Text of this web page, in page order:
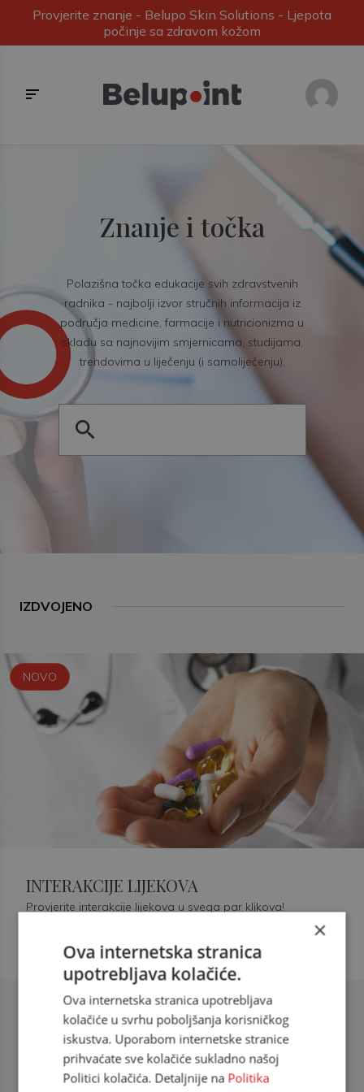
Provjerite znanje - Belupo Skin Solutions - Ljepota
počinje sa zdravom kožom
Znanje i točka
Polazišna točka edukacije svih zdravstvenih
radnika - najbolji izvor stručnih informacija iz
područja medicine, farmacije i nutricionizma u
skladu sa najnovijim smjernicama, studijama,
trendovima u liječenju (i samoliječenju).
IZDVOJENO
Šećerna bolest tip 2 = kardiovaskularna
doc. dr. sc. Višnja Kokić Maleš,
dr.med., specijalististica
NOVO
INTERAKCIJE LIJEKOVA
Provjerite interakcije lijekova u svega par klikova!
×
Ova internetska stranica
upotrebljava kolačiće.
Ova internetska stranica upotrebljava
kolačiće u svrhu poboljšanja korisničkog
iskustva. Uporabom internetske stranice
prihvaćate sve kolačiće sukladno našoj
Politici kolačića. Detaljnije na Politika